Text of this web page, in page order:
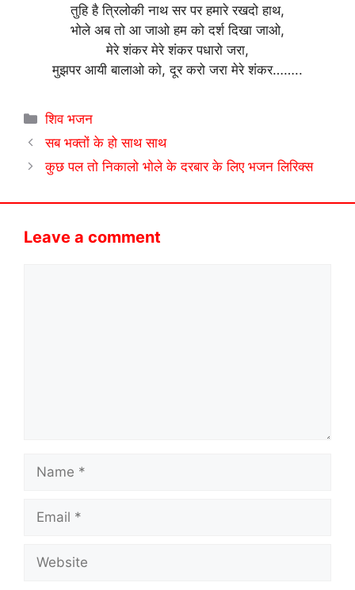
तुहि है त्रिलोकी नाथ सर पर हमारे रखदो हाथ,
भोले अब तो आ जाओ हम को दर्श दिखा जाओ,
मेरे शंकर मेरे शंकर पधारो जरा,
मुझपर आयी बालाओ को, दूर करो जरा मेरे शंकर……..
Categories
शिव भजन
सब भक्तों के हो साथ साथ
कुछ पल तो निकालो भोले के दरबार के लिए भजन लिरिक्स
Leave a comment
Name
Email
Website